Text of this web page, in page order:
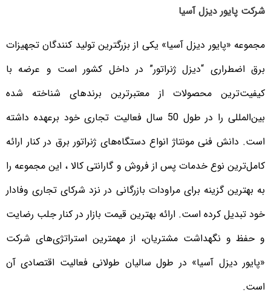
شرکت پایور دیزل آسیا
مجموعه «پایور دیزل آسیا» یکی از بزرگترین تولید کنندگان تجهیزات
برق اضطراری “دیزل ژنراتور” در داخل کشور است و عرضه با
کیفیت‌ترین محصولات از معتبرترین برندهای شناخته شده
بین‌المللی را در طول 50 سال فعالیت تجاری خود برعهده داشته
است. دانش فنی مونتاژ انواع دستگاه‌های ژنراتور برق در کنار ارائه
کامل‌ترین نوع خدمات پس از فروش و گارانتی کالا ، این مجموعه را
به بهترین گزینه برای مراودات بازرگانی در نزد شرکای تجاری وفادار
خود تبدیل کرده است. ارائه بهترین قیمت بازار در کنار جلب رضایت
و حفظ و نگهداشت مشتریان، از مهمترین استراتژی‌های شرکت
«پایور دیزل آسیا» در طول سالیان طولانی فعالیت اقتصادی آن
است.